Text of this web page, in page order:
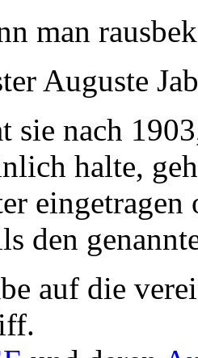
man
Auguste
sie nach
halte,
den
auf die